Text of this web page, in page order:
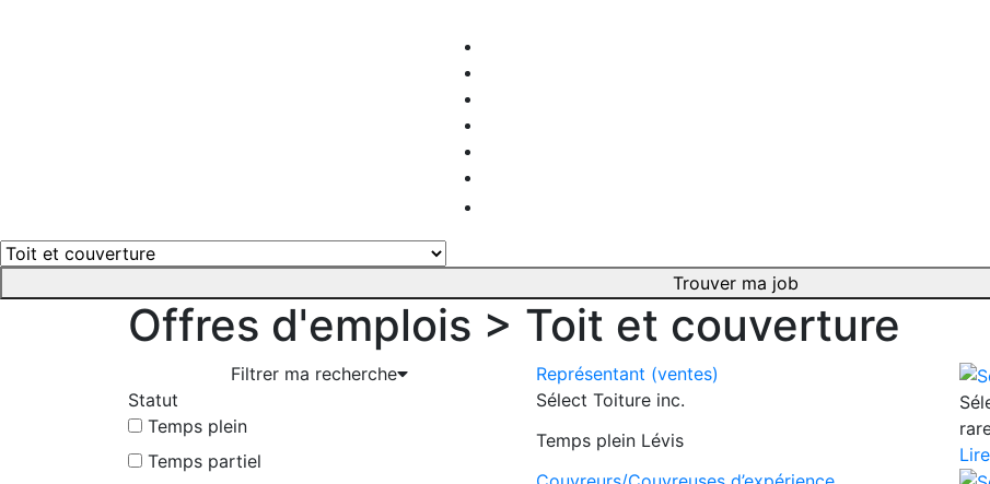
Trouver ma job
Offres d'emplois > Toit et couverture
Filtrer ma recherche
Statut
Temps plein
Temps partiel
Représentant (ventes)
Sélect Toiture inc.
Temps plein Lévis